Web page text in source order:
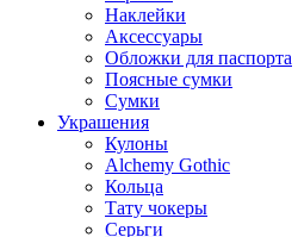
Наклейки
Аксессуары
Обложки для паспорта
Поясные сумки
Сумки
Украшения
Кулоны
Alchemy Gothic
Кольца
Тату чокеры
Серьги